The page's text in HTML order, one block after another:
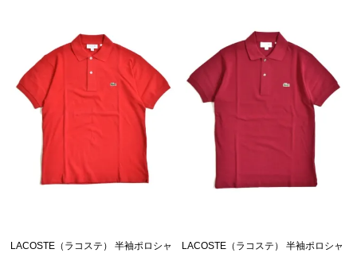
LACOSTE（ラコステ） 半袖ポロシャ
LACOSTE（ラコステ） 半袖ポロシャ